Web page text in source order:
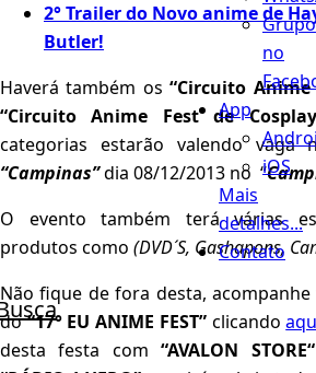
Grupo
no
App
iOS
Mais
detalhes...
Contato
2° Trailer do Novo anime de
Butler!
Haverá também os“Circuito Anime
“Circuito Anime Fest de
categorias estarão valendo vaga
“Campinas”dia 08/12/2013 no “
O evento também terá várias
produtos como (DVD´S, Gashapons,
Não fique de fora desta,
do“17° EU ANIME FEST” clicando
desta festa com“AVALON STORE“